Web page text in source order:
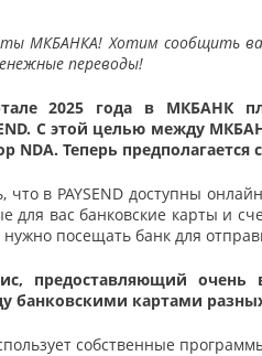
МКБАНКА! Хотим сообщить
переводы!
2025 года в МКБАНК
С этой целью между
NDA. Теперь предполагается
что в PAYSEND доступны
для вас банковские карты и
посещать банк для
предоставляющий
банковскими картами
собственные